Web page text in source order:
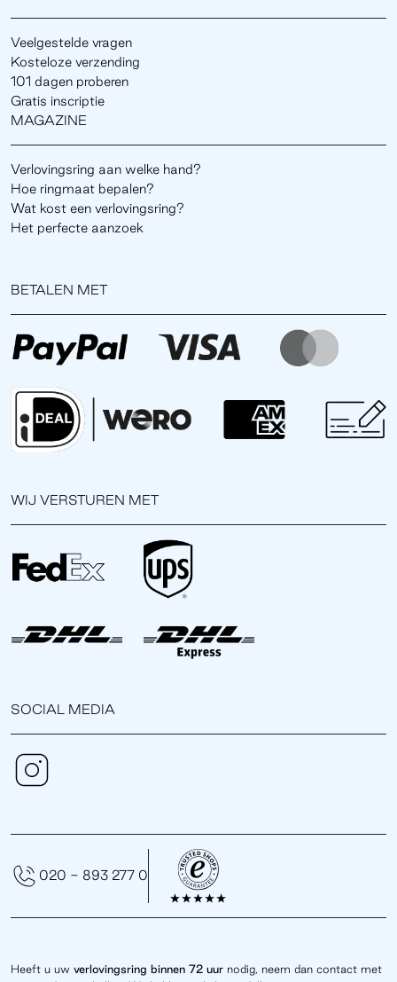
Veelgestelde vragen
Kosteloze verzending
101 dagen proberen
Gratis inscriptie
MAGAZINE
Verlovingsring aan welke hand?
Hoe ringmaat bepalen?
Wat kost een verlovingsring?
Het perfecte aanzoek
BETALEN MET
WIJ VERSTUREN MET
SOCIAL MEDIA
Heeft u uw verlovingsring binnen 72 uur nodig, neem dan contact met
020 - 893 277 0